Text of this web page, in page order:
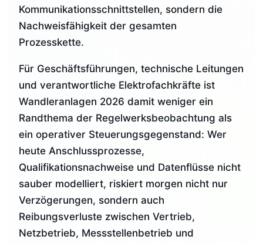
Kommunikationsschnittstellen, sondern die
Nachweisfähigkeit der gesamten
Prozesskette.
Für Geschäftsführungen, technische Leitungen
und verantwortliche Elektrofachkräfte ist
Wandleranlagen 2026 damit weniger ein
Randthema der Regelwerksbeobachtung als
ein operativer Steuerungsgegenstand: Wer
heute Anschlussprozesse,
Qualifikationsnachweise und Datenflüsse nicht
sauber modelliert, riskiert morgen nicht nur
Verzögerungen, sondern auch
Reibungsverluste zwischen Vertrieb,
Netzbetrieb, Messstellenbetrieb und